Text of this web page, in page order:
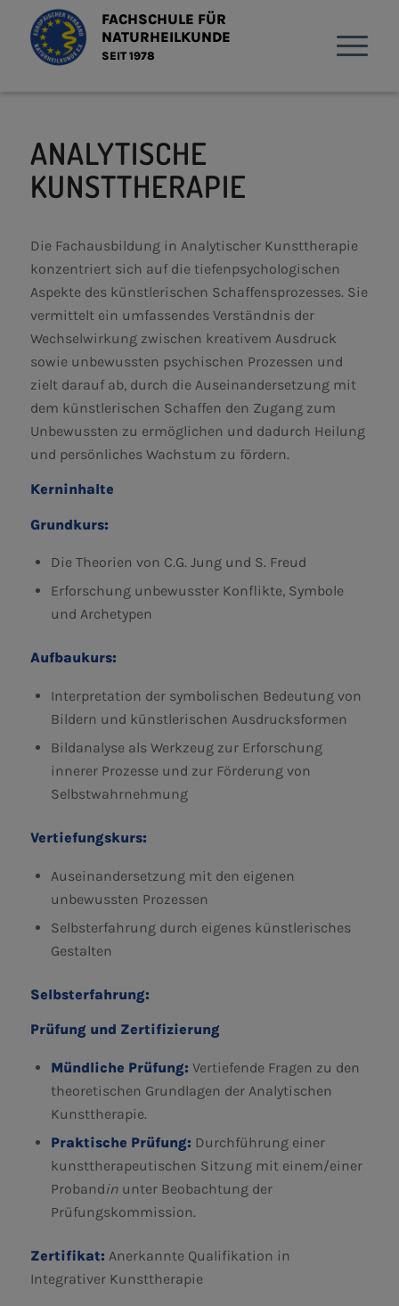
FACHSCHULE FÜR
NATURHEILKUNDE
SEIT 1978
ANALYTISCHE
KUNSTTHERAPIE
Die Fachausbildung in Analytischer Kunsttherapie
konzentriert sich auf die tiefenpsychologischen
Aspekte des künstlerischen Schaffensprozesses. Sie
vermittelt ein umfassendes Verständnis der
Wechselwirkung zwischen kreativem Ausdruck
sowie unbewussten psychischen Prozessen und
zielt darauf ab, durch die Auseinandersetzung mit
dem künstlerischen Schaffen den Zugang zum
Unbewussten zu ermöglichen und dadurch Heilung
und persönliches Wachstum zu fördern.
Kerninhalte
Grundkurs:
Die Theorien von C.G. Jung und S. Freud
Erforschung unbewusster Konflikte, Symbole
und Archetypen
Aufbaukurs:
Interpretation der symbolischen Bedeutung von
Bildern und künstlerischen Ausdrucksformen
Bildanalyse als Werkzeug zur Erforschung
innerer Prozesse und zur Förderung von
Selbstwahrnehmung
Vertiefungskurs:
Auseinandersetzung mit den eigenen
unbewussten Prozessen
Selbsterfahrung durch eigenes künstlerisches
Gestalten
Selbsterfahrung:
Prüfung und Zertifizierung
Mündliche Prüfung: Vertiefende Fragen zu den
theoretischen Grundlagen der Analytischen
Kunsttherapie.
Praktische Prüfung: Durchführung einer
kunsttherapeutischen Sitzung mit einem/einer
Probandin unter Beobachtung der
Prüfungskommission.
Zertifikat: Anerkannte Qualifikation in
Integrativer Kunsttherapie